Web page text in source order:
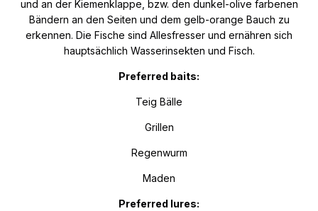
und an der Kiemenklappe, bzw. den dunkel-olive farbenen
Bändern an den Seiten und dem gelb-orange Bauch zu
erkennen. Die Fische sind Allesfresser und ernähren sich
hauptsächlich Wasserinsekten und Fisch.
Preferred baits:
Teig Bälle
Grillen
Regenwurm
Maden
Preferred lures: